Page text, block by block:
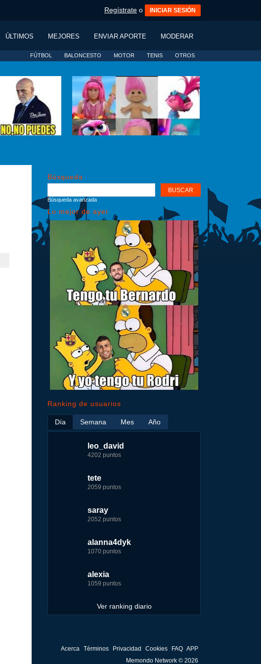
Regístrate o INICIAR SESIÓN
ÚLTIMOS MEJORES ENVIAR APORTE MODERAR
FÚTBOL BALONCESTO MOTOR TENIS OTROS
Búsqueda
Búsqueda avanzada
Lo mejor de ayer
Ranking de usuarios
Día
leo_david
4202 puntos
tete
2059 puntos
saray
2052 puntos
alanna4dyk
1070 puntos
alexia
1059 puntos
Ver ranking diario
Semana
leo_david
21926 puntos
fer
7229 puntos
tete
6233 puntos
123dale
5192 puntos
saray
5183 puntos
Mes
leo_david
33385 puntos
jeremy_malpieu
15444 puntos
tete
8301 puntos
123dale
8290 puntos
fer
8283 puntos
Año
nomedigas
339916 puntos
jeremy_malpieu
263186 puntos
Baba
252929 puntos
john
244881 puntos
fer
236750 puntos
Acerca Términos Privacidad Cookies FAQ APP
Memondo Network © 2026